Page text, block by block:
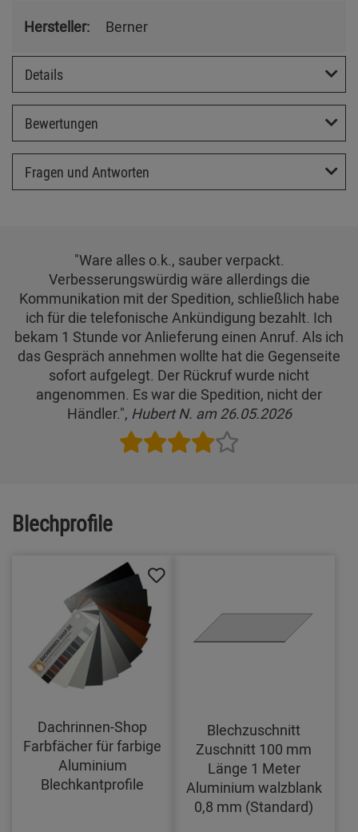
Hersteller: Berner
Details
Bewertungen
Fragen und Antworten
"Ware alles o.k., sauber verpackt.
Verbesserungswürdig wäre allerdings die
Kommunikation mit der Spedition, schließlich habe
ich für die telefonische Ankündigung bezahlt. Ich
bekam 1 Stunde vor Anlieferung einen Anruf. Als ich
das Gespräch annehmen wollte hat die Gegenseite
sofort aufgelegt. Der Rückruf wurde nicht
angenommen. Es war die Spedition, nicht der
Händler.", Hubert N. am 26.05.2026
Blechprofile
Dachrinnen-Shop
Farbfächer für farbige
Aluminium
Blechkantprofile
Blechzuschnitt
Zuschnitt 100 mm
Länge 1 Meter
Aluminium walzblank
0,8 mm (Standard)